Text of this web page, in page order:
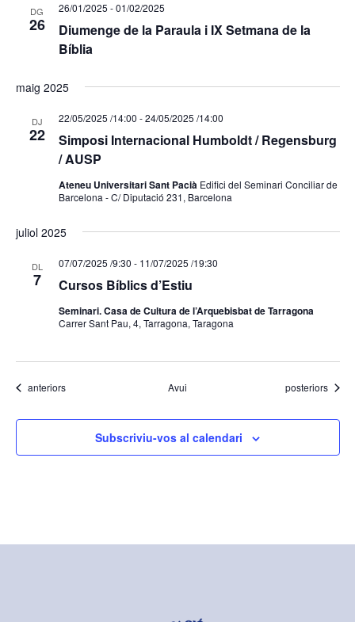
DG
26
Diumenge de la Paraula i IX Setmana de la
Bíblia
26/01/2025 -01/02/2025
maig 2025
DJ
22
Simposi Internacional ​Humboldt / Regensburg
/ AUSP
22/05/2025 /14:00 -24/05/2025 /14:00
Ateneu Universitari Sant Pacià Edifici del Seminari Conciliar de
Barcelona - C/ Diputació 231, Barcelona
juliol 2025
DL
7 Cursos Bíblics d’Estiu
07/07/2025 /9:30 - 11/07/2025 /19:30
Seminari. Casa de Cultura de l’Arquebisbat de Tarragona
Carrer Sant Pau, 4, Tarragona, Taragona
Esdeveniments
anteriors Avui Esdeveniments
posteriors
Subscriviu-vos al calendari